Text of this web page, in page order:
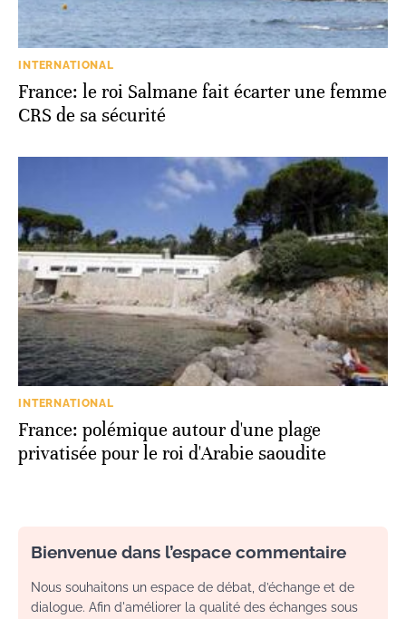
INTERNATIONAL
France: le roi Salmane fait écarter une femme
CRS de sa sécurité
INTERNATIONAL
France: polémique autour d'une plage
privatisée pour le roi d'Arabie saoudite
Bienvenue dans l’espace commentaire
Nous souhaitons un espace de débat, d’échange et de
dialogue. Afin d'améliorer la qualité des échanges sous